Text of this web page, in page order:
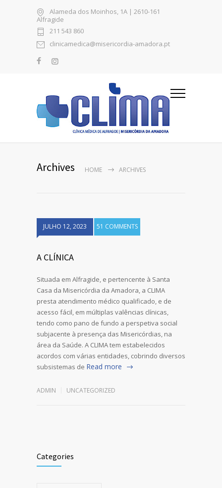
Alameda dos Moinhos, 1A | 2610-161
Alfragide
211 543 860
clinicamedica@misericordia-amadora.pt
Archives HOME ARCHIVES
JULHO 12, 2023 51 COMMENTS
A CLÍNICA
Situada em Alfragide, e pertencente à Santa
Casa da Misericórdia da Amadora, a CLIMA
presta atendimento médico qualificado, e de
acesso fácil, em múltiplas valências clínicas,
tendo como pano de fundo a perspetiva social
subjacente à presença das Misericórdias, na
área da Saúde. A CLIMA tem estabelecidos
acordos com várias entidades, cobrindo diversos
subsistemas de Read more
ADMIN UNCATEGORIZED
Categories